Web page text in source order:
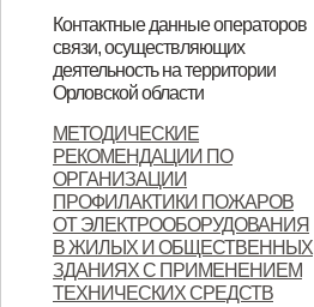
поселения Дмитровского района
Орловской области
Контактные данные операторов
связи, осуществляющих
деятельность на территории
Орловской области
Контактные данные операторов
связи, осуществляющих
деятельность на территории
Орловской области
МЕТОДИЧЕСКИЕ
РЕКОМЕНДАЦИИ ПО
ОРГАНИЗАЦИИ
ПРОФИЛАКТИКИ ПОЖАРОВ
ОТ ЭЛЕКТРООБОРУДОВАНИЯ
В ЖИЛЫХ И ОБЩЕСТВЕННЫХ
ЗДАНИЯХ С ПРИМЕНЕНИЕМ
ТЕХНИЧЕСКИХ СРЕДСТВ